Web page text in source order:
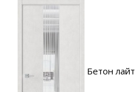
Бетон лайт